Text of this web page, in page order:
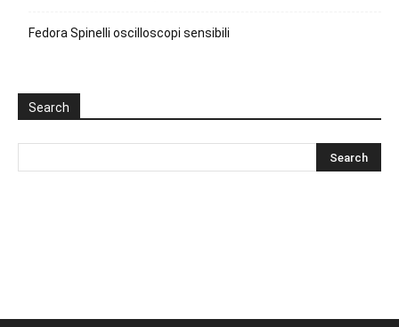
Fedora Spinelli oscilloscopi sensibili
Search